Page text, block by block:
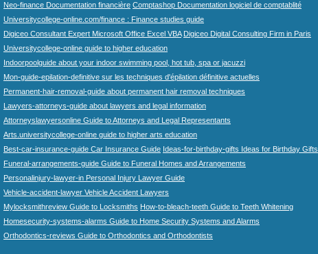
Neo-finance Documentation financière Comptashop Documentation logiciel de comptablité
Universitycollege-online.com/finance : Finance studies guide
Digiceo Consultant Expert Microsoft Office Excel VBA Digiceo Digital Consulting Firm in Paris
Universitycollege-online guide to higher education
Indoorpoolguide about your indoor swimming pool, hot tub, spa or jacuzzi
Mon-guide-epilation-definitive sur les techniques d'épilation définitive actuelles
Permanent-hair-removal-guide about permanent hair removal techniques
Lawyers-attorneys-guide about lawyers and legal information
Attorneyslawyersonline Guide to Attorneys and Legal Representants
Arts.universitycollege-online guide to higher arts education
Best-car-insurance-guide Car Insurance Guide Ideas-for-birthday-gifts Ideas for Birthday Gifts
Funeral-arrangements-guide Guide to Funeral Homes and Arrangements
Personalinjury-lawyer-in Personal Injury Lawyer Guide
Vehicle-accident-lawyer Vehicle Accident Lawyers
Mylocksmithreview Guide to Locksmiths How-to-bleach-teeth Guide to Teeth Whitening
Homesecurity-systems-alarms Guide to Home Security Systems and Alarms
Orthodontics-reviews Guide to Orthodontics and Orthodontists